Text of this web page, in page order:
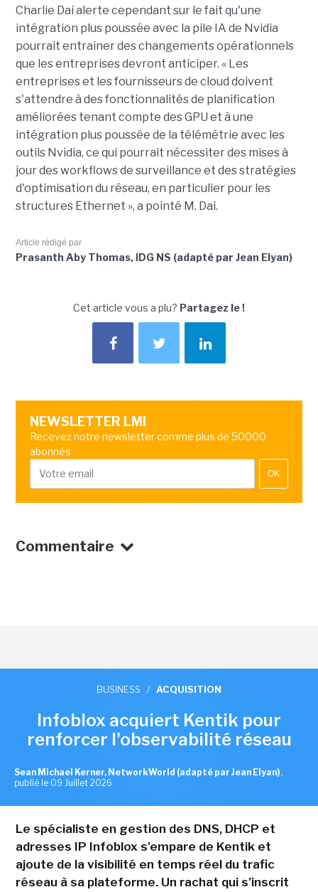
Charlie Dai alerte cependant sur le fait qu'une
intégration plus poussée avec la pile IA de Nvidia
pourrait entraîner des changements opérationnels
que les entreprises devront anticiper. « Les
entreprises et les fournisseurs de cloud doivent
s'attendre à des fonctionnalités de planification
améliorées tenant compte des GPU et à une
intégration plus poussée de la télémétrie avec les
outils Nvidia, ce qui pourrait nécessiter des mises à
jour des workflows de surveillance et des stratégies
d'optimisation du réseau, en particulier pour les
structures Ethernet », a pointé M. Dai.
Article rédigé par
Prasanth Aby Thomas, IDG NS (adapté par Jean Elyan)
Cet article vous a plu? Partagez le !
NEWSLETTER LMI
Recevez notre newsletter comme plus de 50000
abonnés
OK
Commentaire
BUSINESS / ACQUISITION
Infoblox acquiert Kentik pour
renforcer l'observabilité réseau
Sean Michael Kerner, NetworkWorld (adapté par Jean Elyan) ,
publié le 09 Juillet 2026
Le spécialiste en gestion des DNS, DHCP et
adresses IP Infoblox s'empare de Kentik et
ajoute de la visibilité en temps réel du trafic
réseau à sa plateforme. Un rachat qui s'inscrit